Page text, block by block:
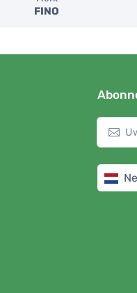
FINO